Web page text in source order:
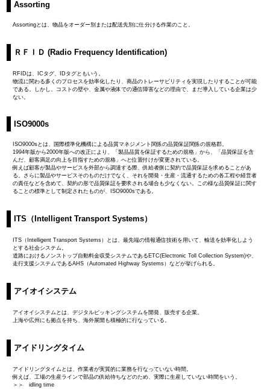
Assorting
Assortingとは、物品をオーダー別または配送先別に仕分ける作業のこと。
ＲＦＩＤ (Radio Frequency Identification)
RFIDは、ICタグ、IDタグともいう。
物流に関わる多くのプロセスを効率化したり、商品のトレーサビリティを実現したりすることが可能
である。しかし、コストの壁や、金属や液体での通信障害などの理由で、まだ導入している企業は少
ない。
ISO9000s
ISO9000sとは、国際標準化機構による品質マネジメント関係の品質保証関係の規格郡。
1994年版から2000年版への改正により、「製品品質を保証するための規格」から、「品質保証を含
んだ、顧客満足の向上を目指すための規格」へと位置付けが変更されている。
例えば顧客が製品やサービスを外部から調達する際、供給者側に契約で品質保証を求めることがあ
る。さらに製品やサービスそのものだけでなく、それを開発・生産・流通するための各工程や経営者
の責任などを含めて、契約の形で品質保証を要求される場合も少なくない。この様な品質保証に関す
ることの標準として制定されたものが、ISO9000sである。
ITS（Intelligent Transport Systems）
ITS（Intelligent Transport Systems）とは、最先端の情報通信技術を用いて、輸送を効率化しよう
とする社会システム。
道路におけるノンストップ自動料金収受システムであるETC(Electronic Toll Collection System)や、
走行支援システムであるAHS（Automated Highway Systems）などが挙げられる。
アイオイシステム
アイオイシステムとは、デジタルピッキングシステムを開発、販売する企業。
上海や広州にも拠点を持ち、海外展開も積極的に行なっている。
アイドリングタイム
アイドリングタイムとは、作業者が実質的に業務を行なっていない時間。
例えば、工場の生産ラインで部品の供給待ちなどのため、実際に生産していない時間をいう。
＞＞ idling time